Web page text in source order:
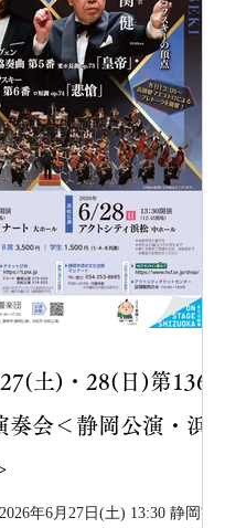
土)・28(日)第136
奏会＜静岡公演・浜
年6月27日(土) 13:30 静岡市